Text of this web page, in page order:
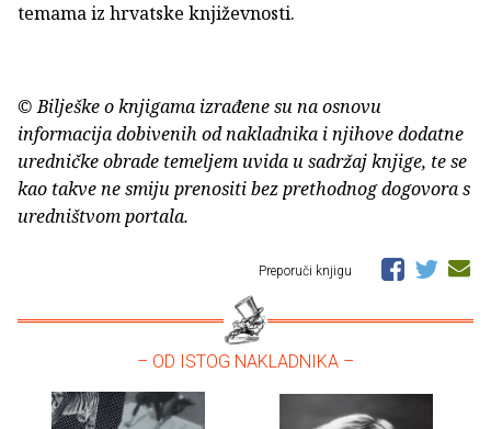
temama iz hrvatske književnosti.
© Bilješke o knjigama izrađene su na osnovu
informacija dobivenih od nakladnika i njihove dodatne
uredničke obrade temeljem uvida u sadržaj knjige, te se
kao takve ne smiju prenositi bez prethodnog dogovora s
uredništvom portala.
Preporuči knjigu
– OD ISTOG NAKLADNIKA –